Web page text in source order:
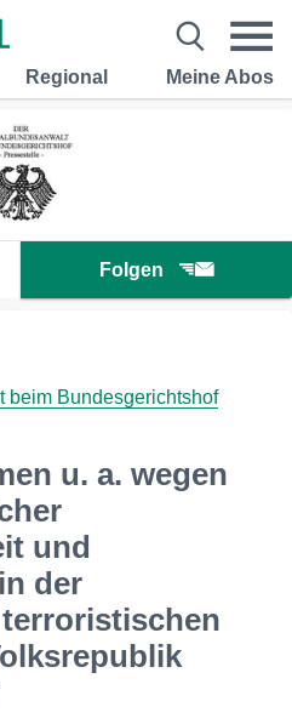
Regional Meine Abos
Folgen
beim Bundesgerichtshof
u. a. wegen
und
der